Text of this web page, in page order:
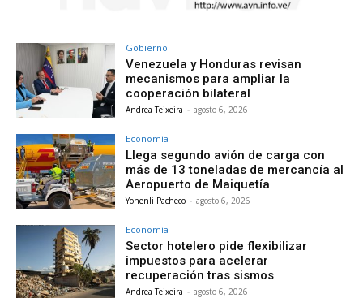
Gobierno
Venezuela y Honduras revisan
mecanismos para ampliar la
cooperación bilateral
Andrea Teixeira - agosto 6, 2026
Economía
Llega segundo avión de carga con
más de 13 toneladas de mercancía al
Aeropuerto de Maiquetía
Yohenli Pacheco - agosto 6, 2026
Economía
Sector hotelero pide flexibilizar
impuestos para acelerar
recuperación tras sismos
Andrea Teixeira - agosto 6, 2026